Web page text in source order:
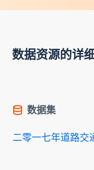
数据资源的详
数据集
二零一七年道路交